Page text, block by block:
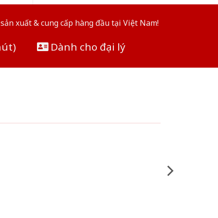
xuất & cung cấp hàng đầu tại Việt Nam!
Dành cho đại lý